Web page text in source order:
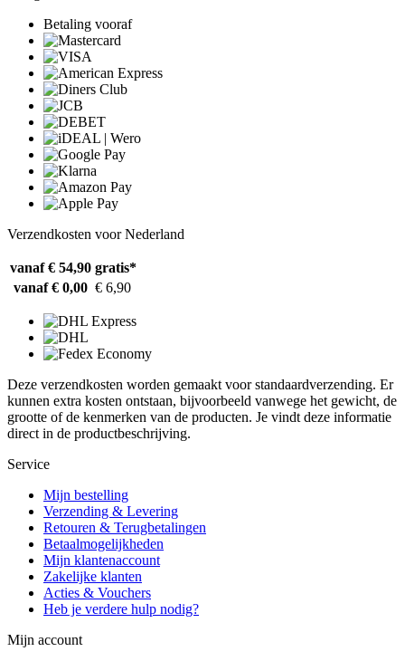
Betaling vooraf
Verzendkosten voor Nederland
vanaf € 54,90 gratis*
vanaf € 0,00 € 6,90
Deze verzendkosten worden gemaakt voor standaardverzending. Er
kunnen extra kosten ontstaan, bijvoorbeeld vanwege het gewicht, de
grootte of de kenmerken van de producten. Je vindt deze informatie
direct in de productbeschrijving.
Service
Mijn bestelling
Verzending & Levering
Retouren & Terugbetalingen
Betaalmogelijkheden
Mijn klantenaccount
Zakelijke klanten
Acties & Vouchers
Heb je verdere hulp nodig?
Mijn account